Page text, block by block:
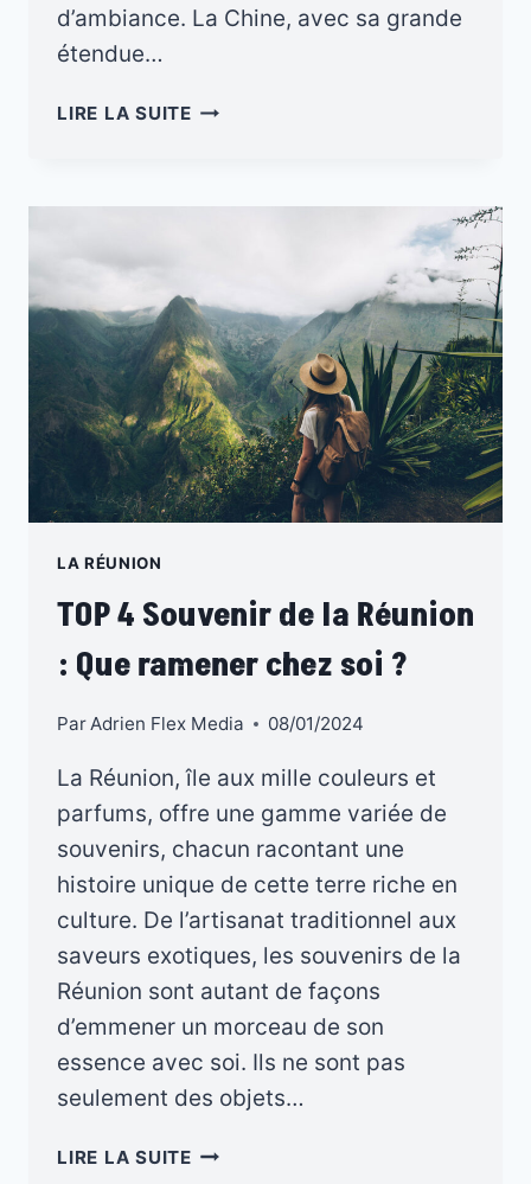
d’ambiance. La Chine, avec sa grande
étendue…
LIRE LA SUITECHINE
2024
?
LA RÉUNION
TOP 4 Souvenir de la Réunion
: Que ramener chez soi ?
Par Adrien Flex Media 08/01/2024
La Réunion, île aux mille couleurs et
parfums, offre une gamme variée de
souvenirs, chacun racontant une
histoire unique de cette terre riche en
culture. De l’artisanat traditionnel aux
saveurs exotiques, les souvenirs de la
Réunion sont autant de façons
d’emmener un morceau de son
essence avec soi. Ils ne sont pas
seulement des objets…
LIRE LA SUITETOP